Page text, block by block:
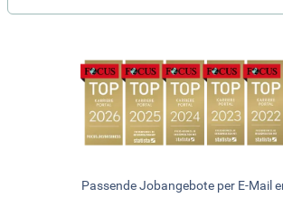
Passende Jobangebote per E-Mail